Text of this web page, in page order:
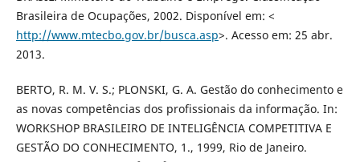
Brasileira de Ocupações, 2002. Disponível em: <
http://www.mtecbo.gov.br/busca.asp>. Acesso em: 25 abr.
2013.
BERTO, R. M. V. S.; PLONSKI, G. A. Gestão do conhecimento e
as novas competências dos profissionais da informação. In:
WORKSHOP BRASILEIRO DE INTELIGÊNCIA COMPETITIVA E
GESTÃO DO CONHECIMENTO, 1., 1999, Rio de Janeiro.